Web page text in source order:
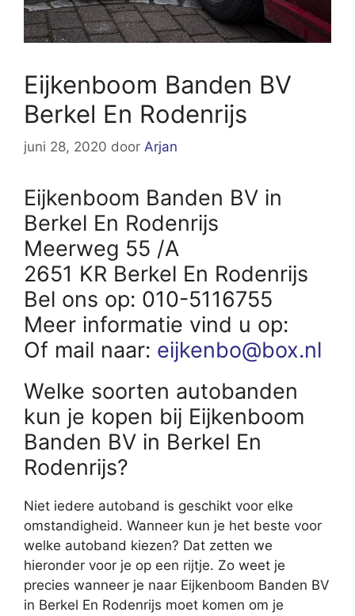
Eijkenboom Banden BV
Berkel En Rodenrijs
juni 28, 2020 door Arjan
Eijkenboom Banden BV in
Berkel En Rodenrijs
Meerweg 55 /A
2651 KR Berkel En Rodenrijs
Bel ons op: 010-5116755
Meer informatie vind u op:
Of mail naar: eijkenbo@box.nl
Welke soorten autobanden
kun je kopen bij Eijkenboom
Banden BV in Berkel En
Rodenrijs?
Niet iedere autoband is geschikt voor elke
omstandigheid. Wanneer kun je het beste voor
welke autoband kiezen? Dat zetten we
hieronder voor je op een rijtje. Zo weet je
precies wanneer je naar Eijkenboom Banden BV
in Berkel En Rodenrijs moet komen om je